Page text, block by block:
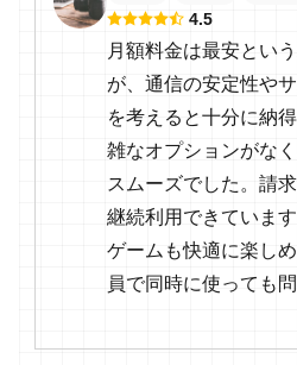
4.5
月額料金は最安とい
が、通信の安定性や
を考えると十分に納
雑なオプションがな
スムーズでした。請
継続利用できていま
ゲームも快適に楽し
員で同時に使っても